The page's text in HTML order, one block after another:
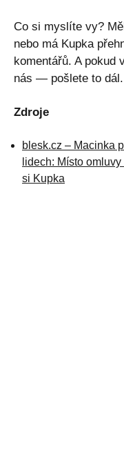
Co si myslíte vy?
nebo má Kupka
komentářů. A pokud
nás — pošlete to
Zdroje
blesk.cz – Macinka
lidech: Místo
si Kupka